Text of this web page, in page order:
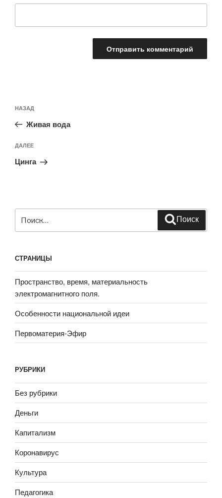
по
записям
Предыдущая
запись:
НАЗАД
Живая вода
Следующая
запись
ДАЛЕЕ
Цинга
Поиск
СТРАНИЦЫ
Пространство, время, материальность
электромагнитного поля.
Особенности национальной идеи
Первоматерия-Эфир
РУБРИКИ
Без рубрики
Деньги
Капитализм
Коронавирус
Культура
Педагогика